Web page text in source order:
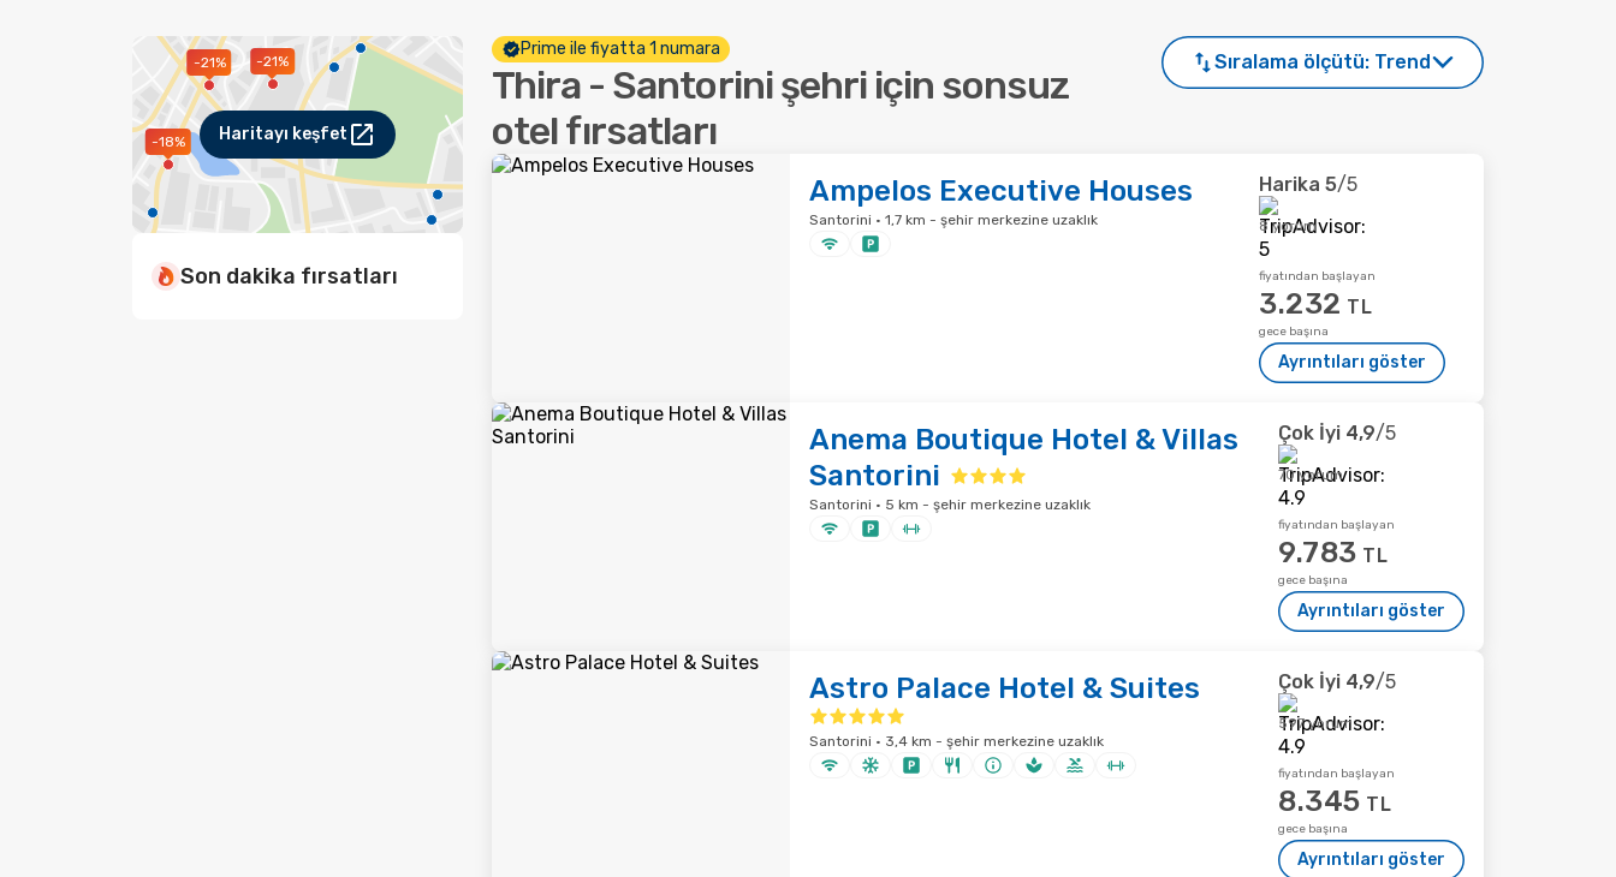
-21%
-21%
-18% Haritayı keşfet
Son dakika fırsatları
Prime ile fiyatta 1 numara
Thira - Santorini şehri için sonsuz
otel fırsatları
Sıralama ölçütü: Trend
Ampelos Executive Houses
Santorini · 1,7 km - şehir merkezine uzaklık
Harika 5/5
8 yorum
fiyatından başlayan
3.232 TL
gece başına
Ayrıntıları göster
Anema Boutique Hotel & Villas
Santorini
Santorini · 5 km - şehir merkezine uzaklık
Çok İyi 4,9/5
70 yorum
fiyatından başlayan
9.783 TL
gece başına
Ayrıntıları göster
Astro Palace Hotel & Suites
Santorini · 3,4 km - şehir merkezine uzaklık
Çok İyi 4,9/5
597 yorum
fiyatından başlayan
8.345 TL
gece başına
Ayrıntıları göster